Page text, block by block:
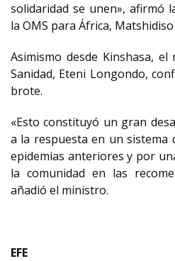
solidaridad se unen», afirmó
la OMS para África,
Asimismo desde Kinshasa,
Sanidad, Eteni Longondo,
brote.
«Esto constituyó un gran
a la respuesta en un sistema
epidemias anteriores y por
la comunidad en las
añadió el ministro.
EFE